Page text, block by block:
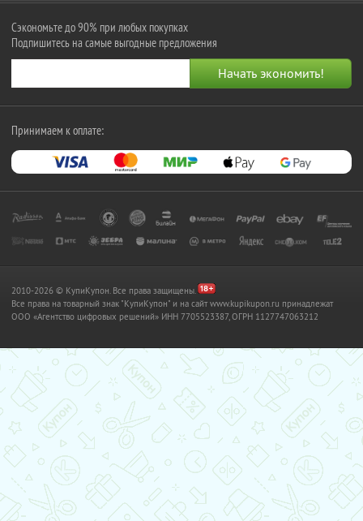
Сэкономьте до 90% при любых покупках
Подпишитесь на самые выгодные предложения
Принимаем к оплате:
2010-2026 © КупиКупон. Все права защищены.
Все права на товарный знак "КупиКупон" и на сайт www.kupikupon.ru принадлежат
OOO «Агентство цифровых решений» ИНН 7705523387, ОГРН 1127747063212